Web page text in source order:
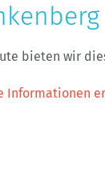
bieten wir
Informationen